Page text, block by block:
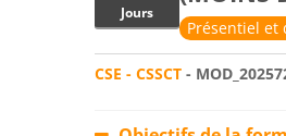
Jours
Présentiel et
CSE - CSSCT -